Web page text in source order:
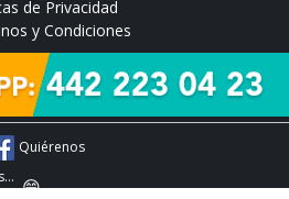
de Privacidad
y Condiciones
Quiérenos
😄